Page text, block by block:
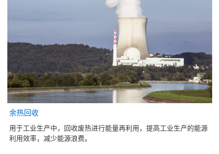
余热回收
用于工业生产中，回收废热进行能量再利用，提高工业生产的能源
利用效率，减少能源浪费。